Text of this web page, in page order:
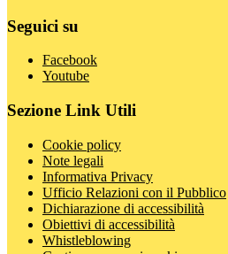
Seguici su
Facebook
Youtube
Sezione Link Utili
Cookie policy
Note legali
Informativa Privacy
Ufficio Relazioni con il Pubblico
Dichiarazione di accessibilità
Obiettivi di accessibilità
Whistleblowing